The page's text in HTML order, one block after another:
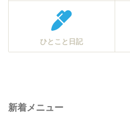
ひとこと日記
新着メニュー